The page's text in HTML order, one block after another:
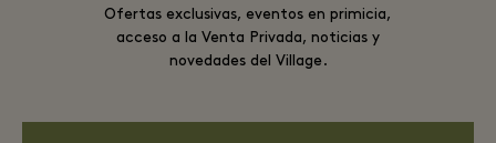
Ofertas exclusivas, eventos en primicia,
acceso a la Venta Privada, noticias y
novedades del Village.